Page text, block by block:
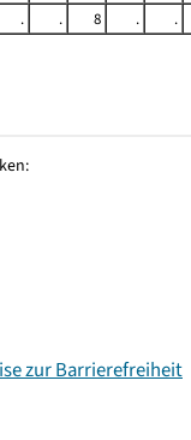
. . 8 . .
zur Barrierefreiheit